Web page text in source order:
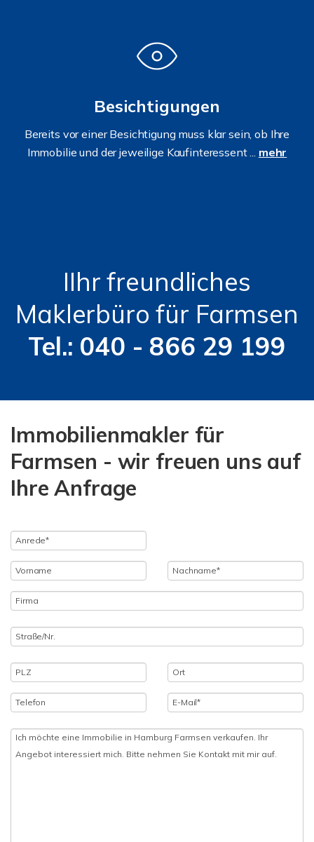
Besichtigungen
Bereits vor einer Besichtigung muss klar sein, ob Ihre
Immobilie und der jeweilige Kaufinteressent ... mehr
IIhr freundliches
Maklerbüro für Farmsen
Tel.: 040 - 866 29 199
Immobilienmakler für
Farmsen - wir freuen uns auf
Ihre Anfrage